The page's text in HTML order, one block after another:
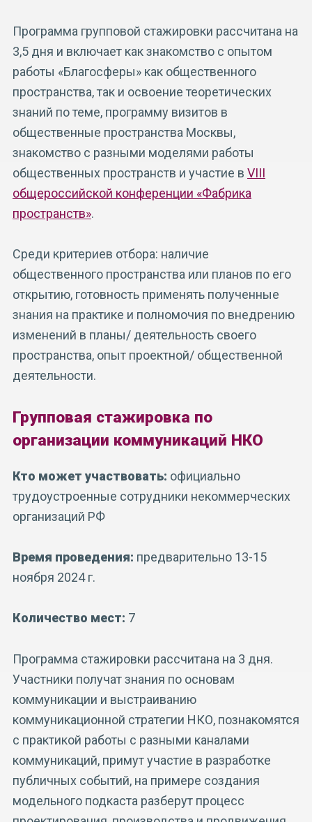
Программа групповой стажировки рассчитана на
3,5 дня и включает как знакомство с опытом
работы «Благосферы» как общественного
пространства, так и освоение теоретических
знаний по теме, программу визитов в
общественные пространства Москвы,
знакомство с разными моделями работы
общественных пространств и участие в VIII
общероссийской конференции «Фабрика
пространств».
Среди критериев отбора: наличие
общественного пространства или планов по его
открытию, готовность применять полученные
знания на практике и полномочия по внедрению
изменений в планы/ деятельность своего
пространства, опыт проектной/ общественной
деятельности.
Групповая стажировка по
организации коммуникаций НКО
Кто может участвовать: официально
трудоустроенные сотрудники некоммерческих
организаций РФ
Время проведения: предварительно 13-15
ноября 2024 г.
Количество мест: 7
Программа стажировки рассчитана на 3 дня.
Участники получат знания по основам
коммуникации и выстраиванию
коммуникационной стратегии НКО, познакомятся
с практикой работы с разными каналами
коммуникаций, примут участие в разработке
публичных событий, на примере создания
модельного подкаста разберут процесс